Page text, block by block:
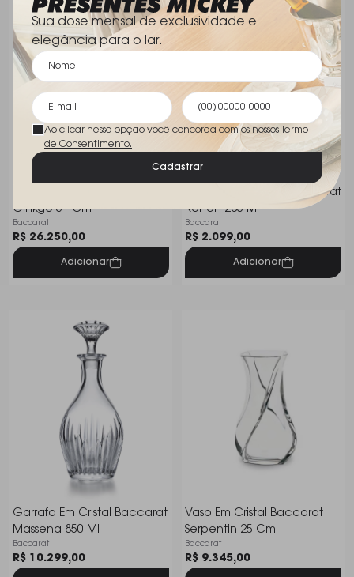
Sua dose mensal de exclusividade e
elegância para o lar.
Ao clicar nessa opção você concorda com os nossos Termo
de Consentimento.
Cadastrar
Ginkgo 31 Cm
Baccarat
R$ 26.250,00
Adicionar
Copo Para Whisky Baccarat
Rohan 280 Ml
Baccarat
R$ 2.099,00
Adicionar
Garrafa Em Cristal Baccarat
Massena 850 Ml
Baccarat
R$ 10.299,00
Vaso Em Cristal Baccarat
Serpentin 25 Cm
Baccarat
R$ 9.345,00